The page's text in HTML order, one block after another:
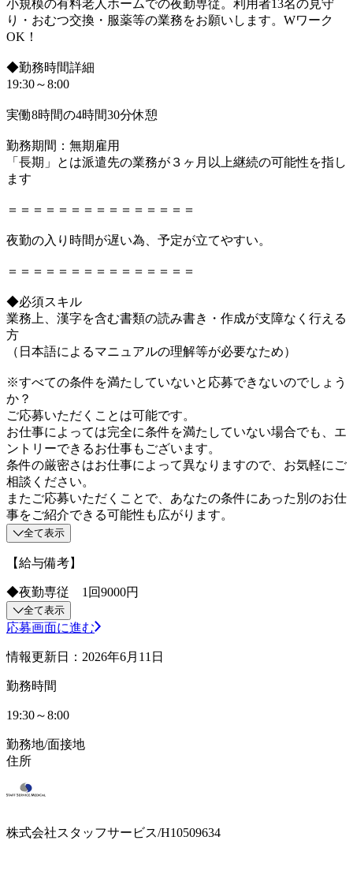
小規模の有料老人ホームでの夜勤専従。利用者13名の見守
り・おむつ交換・服薬等の業務をお願いします。Wワーク
OK！
◆勤務時間詳細
19:30～8:00
実働8時間の4時間30分休憩
勤務期間：無期雇用
「長期」とは派遣先の業務が３ヶ月以上継続の可能性を指し
ます
＝＝＝＝＝＝＝＝＝＝＝＝＝＝＝
夜勤の入り時間が遅い為、予定が立てやすい。
＝＝＝＝＝＝＝＝＝＝＝＝＝＝＝
◆必須スキル
業務上、漢字を含む書類の読み書き・作成が支障なく行える
方
（日本語によるマニュアルの理解等が必要なため）
※すべての条件を満たしていないと応募できないのでしょう
か？
ご応募いただくことは可能です。
お仕事によっては完全に条件を満たしていない場合でも、エ
ントリーできるお仕事もございます。
条件の厳密さはお仕事によって異なりますので、お気軽にご
相談ください。
またご応募いただくことで、あなたの条件にあった別のお仕
事をご紹介できる可能性も広がります。
全て表示
【給与備考】
◆夜勤専従 1回9000円
全て表示
応募画面に進む
情報更新日：2026年6月11日
勤務時間
19:30～8:00
勤務地/面接地
住所
株式会社スタッフサービス/H10509634